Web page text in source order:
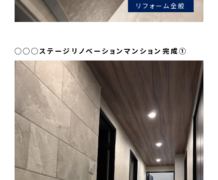
リフォーム全般
◯◯◯ステージリノベーションマンション完成①